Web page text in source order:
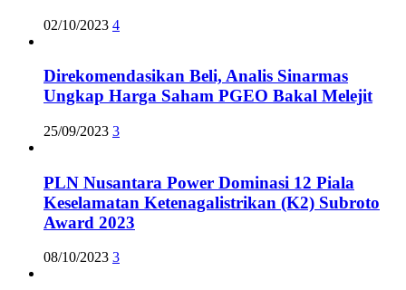
02/10/2023 4
Direkomendasikan Beli, Analis Sinarmas
Ungkap Harga Saham PGEO Bakal Melejit
25/09/2023 3
PLN Nusantara Power Dominasi 12 Piala
Keselamatan Ketenagalistrikan (K2) Subroto
Award 2023
08/10/2023 3